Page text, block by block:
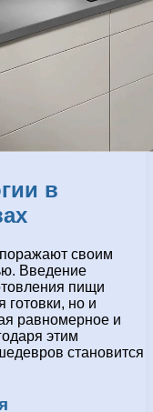
в
своим
Введение
пищи
готовки, но и
равномерное и
этим
становится